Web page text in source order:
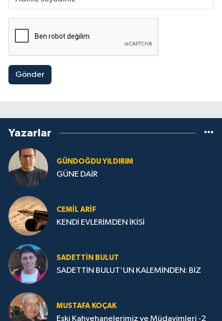
Gönder
Yazarlar
GÜNDOĞDU YILDIRIM
GÜNE DAİR
CEMIL ARİF
KENDİ EVLERİMDEN İKİSİ
SADETTIN BULUT
SADETTİN BULUT'UN KALEMİNDEN: BİZ
MUSTAFA KOÇAK
Eski Kahvehanelerimiz ve Müdavimleri -2